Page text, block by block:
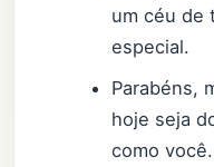
um céu de
especial.
Parabéns,
hoje seja
como você.